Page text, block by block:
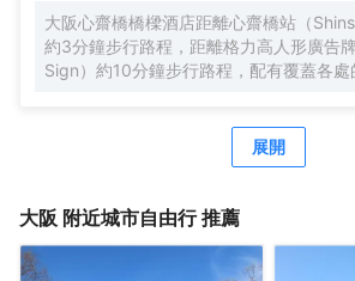
（OCAT）→地鐵/近鐵Namba的路線每天
服務。
大阪心齋橋橋樑酒店距離心齋橋站（
約3分鐘步行路程，距離格力高人形廣告
Sign）約10分鐘步行路程，配有覆蓋各處的免
鞋、免費洗浴用品、瓶裝水和吹風機的私
客提供行李寄存。 酒店提供24小時前台
店在20:30至21:30之間供應免費日式拉麪
性價比極高的酒店，給您旅途帶來便捷和
展開
大阪 附近城市自由行 推薦